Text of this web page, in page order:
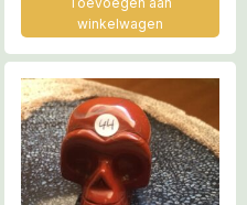
winkelwagen